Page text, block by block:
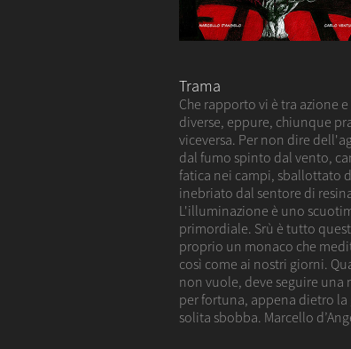
Trama
Che rapporto vi è tra azione
diverse, eppure, chiunque
viceversa. Per non dire
dal fumo spinto dal vento,
fatica nei campi, sballottato
inebriato dal sentore di
L'illuminazione è uno
primordiale. Srù è tutto
proprio un monaco che
così come ai nostri giorni.
non vuole, deve seguire
per fortuna, appena dietro
solita sbobba. Marcello